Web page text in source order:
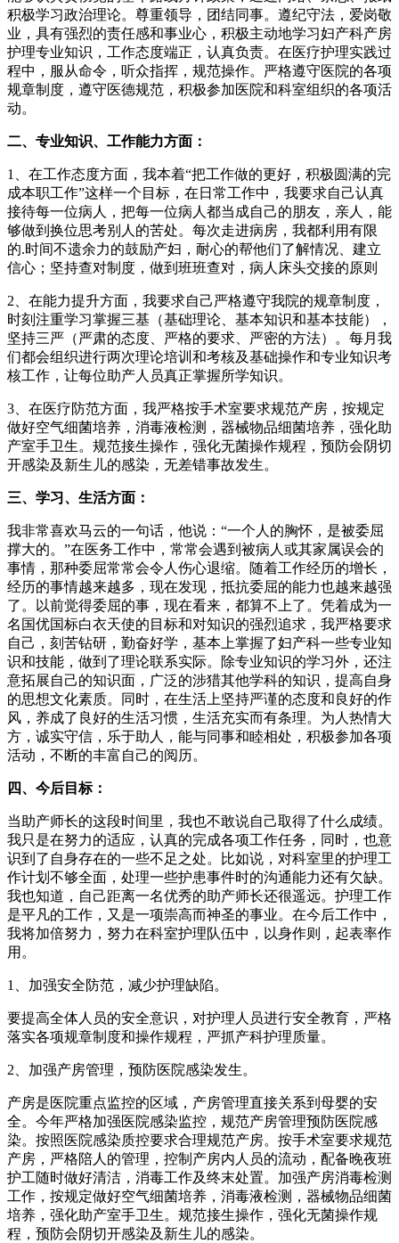
积极学习政治理论。尊重领导，团结同事。遵纪守法，爱岗敬
业，具有强烈的责任感和事业心，积极主动地学习妇产科产房
护理专业知识，工作态度端正，认真负责。在医疗护理实践过
程中，服从命令，听众指挥，规范操作。严格遵守医院的各项
规章制度，遵守医德规范，积极参加医院和科室组织的各项活
动。
二、专业知识、工作能力方面：
1、在工作态度方面，我本着“把工作做的更好，积极圆满的完
成本职工作”这样一个目标，在日常工作中，我要求自己认真
接待每一位病人，把每一位病人都当成自己的朋友，亲人，能
够做到换位思考别人的苦处。每次走进病房，我都利用有限
的.时间不遗余力的鼓励产妇，耐心的帮他们了解情况、建立
信心；坚持查对制度，做到班班查对，病人床头交接的原则
2、在能力提升方面，我要求自己严格遵守我院的规章制度，
时刻注重学习掌握三基（基础理论、基本知识和基本技能），
坚持三严（严肃的态度、严格的要求、严密的方法）。每月我
们都会组织进行两次理论培训和考核及基础操作和专业知识考
核工作，让每位助产人员真正掌握所学知识。
3、在医疗防范方面，我严格按手术室要求规范产房，按规定
做好空气细菌培养，消毒液检测，器械物品细菌培养，强化助
产室手卫生。规范接生操作，强化无菌操作规程，预防会阴切
开感染及新生儿的感染，无差错事故发生。
三、学习、生活方面：
我非常喜欢马云的一句话，他说：“一个人的胸怀，是被委屈
撑大的。”在医务工作中，常常会遇到被病人或其家属误会的
事情，那种委屈常常会令人伤心退缩。随着工作经历的增长，
经历的事情越来越多，现在发现，抵抗委屈的能力也越来越强
了。以前觉得委屈的事，现在看来，都算不上了。凭着成为一
名国优国标白衣天使的目标和对知识的强烈追求，我严格要求
自己，刻苦钻研，勤奋好学，基本上掌握了妇产科一些专业知
识和技能，做到了理论联系实际。除专业知识的学习外，还注
意拓展自己的知识面，广泛的涉猎其他学科的知识，提高自身
的思想文化素质。同时，在生活上坚持严谨的态度和良好的作
风，养成了良好的生活习惯，生活充实而有条理。为人热情大
方，诚实守信，乐于助人，能与同事和睦相处，积极参加各项
活动，不断的丰富自己的阅历。
四、今后目标：
当助产师长的这段时间里，我也不敢说自己取得了什么成绩。
我只是在努力的适应，认真的完成各项工作任务，同时，也意
识到了自身存在的一些不足之处。比如说，对科室里的护理工
作计划不够全面，处理一些护患事件时的沟通能力还有欠缺。
我也知道，自己距离一名优秀的助产师长还很遥远。护理工作
是平凡的工作，又是一项崇高而神圣的事业。在今后工作中，
我将加倍努力，努力在科室护理队伍中，以身作则，起表率作
用。
1、加强安全防范，减少护理缺陷。
要提高全体人员的安全意识，对护理人员进行安全教育，严格
落实各项规章制度和操作规程，严抓产科护理质量。
2、加强产房管理，预防医院感染发生。
产房是医院重点监控的区域，产房管理直接关系到母婴的安
全。今年严格加强医院感染监控，规范产房管理预防医院感
染。按照医院感染质控要求合理规范产房。按手术室要求规范
产房，严格陪人的管理，控制产房内人员的流动，配备晚夜班
护工随时做好清洁，消毒工作及终末处置。加强产房消毒检测
工作，按规定做好空气细菌培养，消毒液检测，器械物品细菌
培养，强化助产室手卫生。规范接生操作，强化无菌操作规
程，预防会阴切开感染及新生儿的感染。